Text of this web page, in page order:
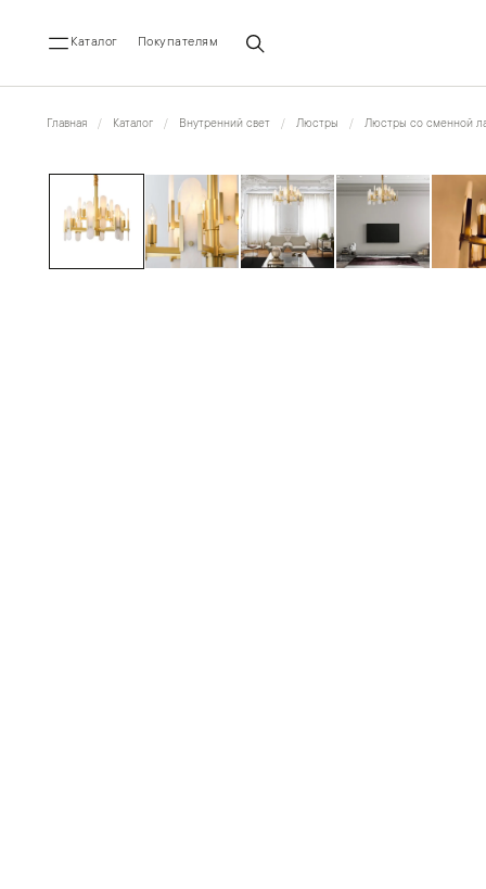
Каталог Покупателям
Главная Каталог Внутренний свет Люстры Люстры со сменной